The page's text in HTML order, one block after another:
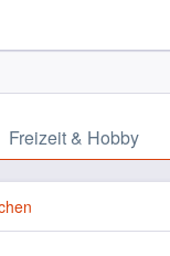
Freizeit & Hobby